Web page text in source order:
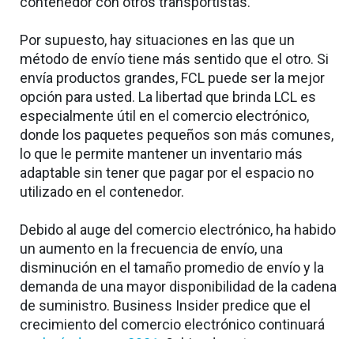
Por supuesto, hay situaciones en las que un
método de envío tiene más sentido que el otro. Si
envía productos grandes, FCL puede ser la mejor
opción para usted. La libertad que brinda LCL es
especialmente útil en el comercio electrónico,
donde los paquetes pequeños son más comunes,
lo que le permite mantener un inventario más
adaptable sin tener que pagar por el espacio no
utilizado en el contenedor.
Debido al auge del comercio electrónico, ha habido
un aumento en la frecuencia de envío, una
disminución en el tamaño promedio de envío y la
demanda de una mayor disponibilidad de la cadena
de suministro. Business Insider predice que el
crecimiento del comercio electrónico continuará